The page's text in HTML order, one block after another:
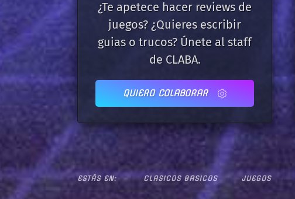
¿Te apetece hacer reviews de
juegos? ¿Quieres escribir
guias o trucos? Únete al staff
de CLABA.
QUIERO COLABORAR
ESTÁS EN: CLASICOS BASICOS JUEGOS